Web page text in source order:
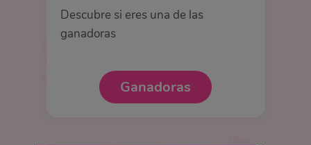
Descubre si eres una de las
ganadoras
Ganadoras